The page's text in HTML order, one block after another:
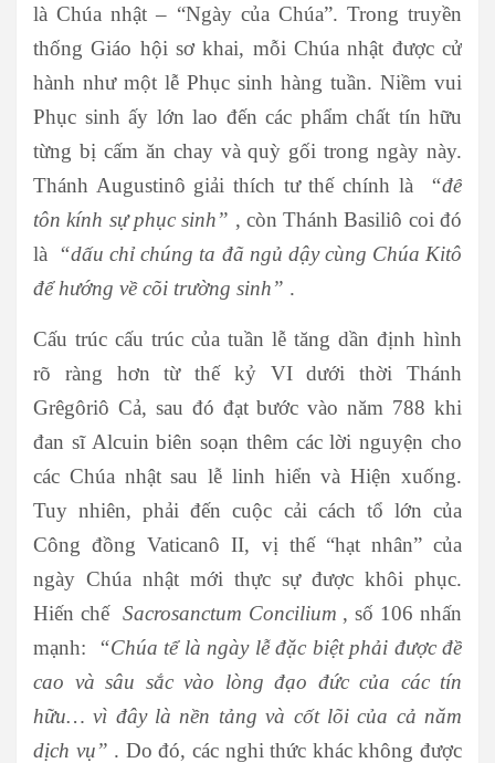
là Chúa nhật – “Ngày của Chúa”. Trong truyền
thống Giáo hội sơ khai, mỗi Chúa nhật được cử
hành như một lễ Phục sinh hàng tuần. Niềm vui
Phục sinh ấy lớn lao đến các phẩm chất tín hữu
từng bị cấm ăn chay và quỳ gối trong ngày này.
Thánh Augustinô giải thích tư thế chính là “để
tôn kính sự phục sinh” , còn Thánh Basiliô coi đó
là “dấu chỉ chúng ta đã ngủ dậy cùng Chúa Kitô
để hướng về cõi trường sinh” .
Cấu trúc cấu trúc của tuần lễ tăng dần định hình
rõ ràng hơn từ thế kỷ VI dưới thời Thánh
Grêgôriô Cả, sau đó đạt bước vào năm 788 khi
đan sĩ Alcuin biên soạn thêm các lời nguyện cho
các Chúa nhật sau lễ linh hiển và Hiện xuống.
Tuy nhiên, phải đến cuộc cải cách tổ lớn của
Công đồng Vaticanô II, vị thế “hạt nhân” của
ngày Chúa nhật mới thực sự được khôi phục.
Hiến chế Sacrosanctum Concilium , số 106 nhấn
mạnh: “Chúa tể là ngày lễ đặc biệt phải được đề
cao và sâu sắc vào lòng đạo đức của các tín
hữu… vì đây là nền tảng và cốt lõi của cả năm
dịch vụ” . Do đó, các nghi thức khác không được